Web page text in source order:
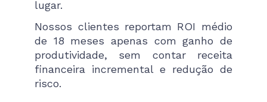
lugar.
Nossos clientes reportam ROI médio
de 18 meses apenas com ganho de
produtividade, sem contar receita
financeira incremental e redução de
risco.